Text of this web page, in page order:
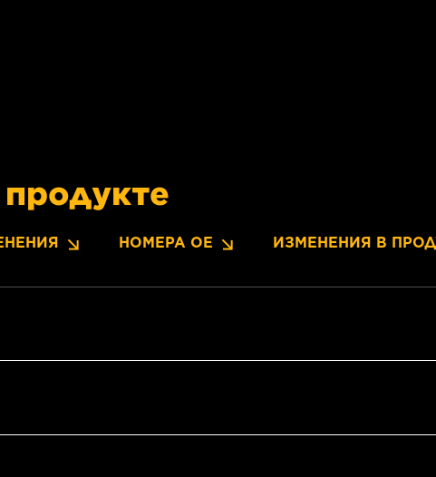
НОМЕРА OE ИЗМЕНЕНИЯ В